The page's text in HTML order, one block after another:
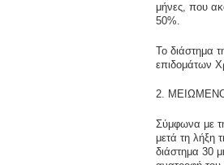
μήνες, που
50%.
Το διάστημα
επιδομάτων
2.
Σύμφωνα με
μετά τη λήξη
διάστημα 30